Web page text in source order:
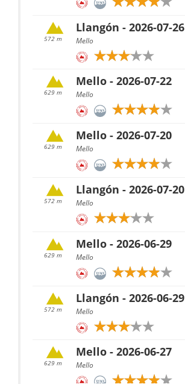
572 m
Llangón - 2026-07-26
Mello
629 m
Mello - 2026-07-22
Mello
629 m
Mello - 2026-07-20
Mello
572 m
Llangón - 2026-07-20
Mello
629 m
Mello - 2026-06-29
Mello
572 m
Llangón - 2026-06-29
Mello
629 m
Mello - 2026-06-27
Mello